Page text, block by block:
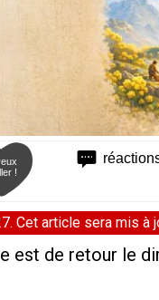
!
Cet article sera mis à
est de retour le